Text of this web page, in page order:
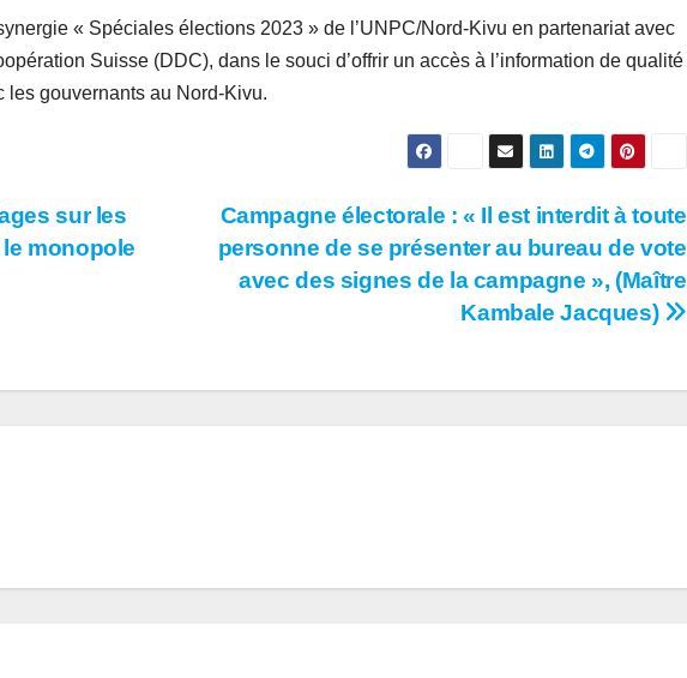
« Spéciales élections 2023 » de l’UNPC/Nord-Kivu en partenariat avec
Suisse (DDC), dans le souci d’offrir un accès à l’information de qualité
les gouvernants au Nord-Kivu.
Campagne électorale : « Il est interdit à toute
personne de se présenter au bureau de vote
avec des signes de la campagne », (Maître
Kambale Jacques)
sur les
monopole